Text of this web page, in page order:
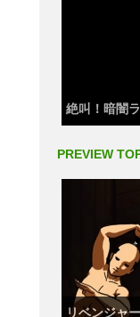
絶叫！暗闇
PREVIEW
リベンジャ